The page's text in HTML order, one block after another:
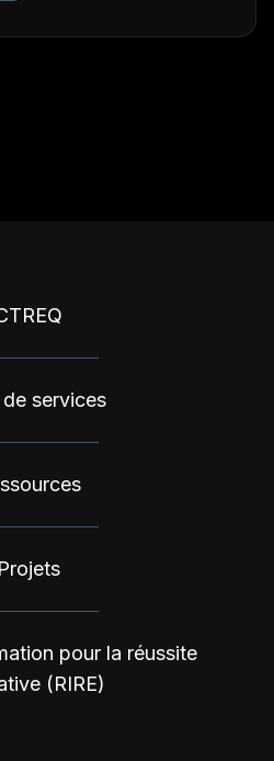
services
Projets
pour la réussite
(RIRE)